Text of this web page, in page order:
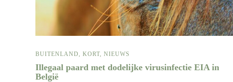
BUITENLAND KORT NIEUWS
Illegaal paard met dodelijke virusinfectie EIA in
België